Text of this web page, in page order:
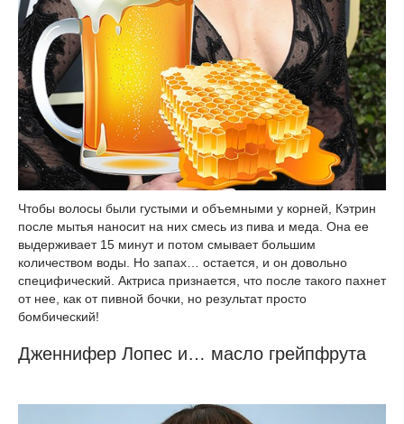
Чтобы волосы были густыми и объемными у корней, Кэтрин
после мытья наносит на них смесь из пива и меда. Она ее
выдерживает 15 минут и потом смывает большим
количеством воды. Но запах… остается, и он довольно
специфический. Актриса признается, что после такого пахнет
от нее, как от пивной бочки, но результат просто
бомбический!
Дженнифер Лопес и… масло грейпфрута